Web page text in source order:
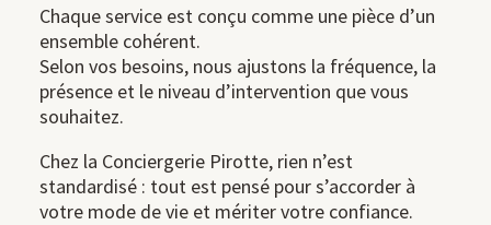
Chaque service est conçu comme une pièce d’un
ensemble cohérent.
Selon vos besoins, nous ajustons la fréquence, la
présence et le niveau d’intervention que vous
souhaitez.
Chez la Conciergerie Pirotte, rien n’est
standardisé : tout est pensé pour s’accorder à
votre mode de vie et mériter votre confiance.